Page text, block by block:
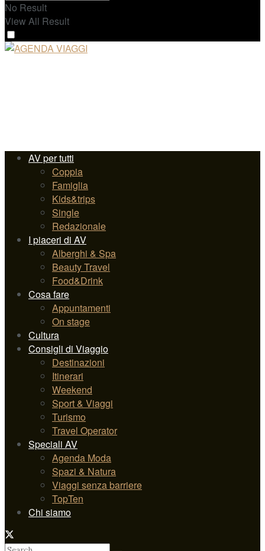
No Result
View All Result
AV per tutti
Coppia
Famiglia
Kids&trips
Single
Redazionale
I piaceri di AV
Alberghi & Spa
Beauty Travel
Food&Drink
Cosa fare
Appuntamenti
On stage
Cultura
Consigli di Viaggio
Destinazioni
Itinerari
Weekend
Sport & Viaggi
Turismo
Travel Operator
Speciali AV
Agenda Moda
Spazi & Natura
Viaggi senza barriere
TopTen
Chi siamo